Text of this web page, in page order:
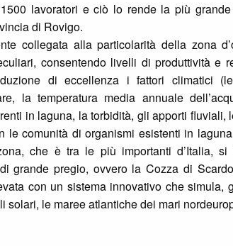
lavoratori e ciò lo rende la più
di Rovigo.
collegata alla particolarità della zona
consentendo livelli di produttività e
di eccellenza i fattori climatici
la temperatura media annuale
in laguna, la torbidità, gli apporti fluviali,
comunità di organismi esistenti in
che è tra le più importanti d’Italia,
grande pregio, ovvero la Cozza di
con un sistema innovativo che simula,
solari, le maree atlantiche dei mari